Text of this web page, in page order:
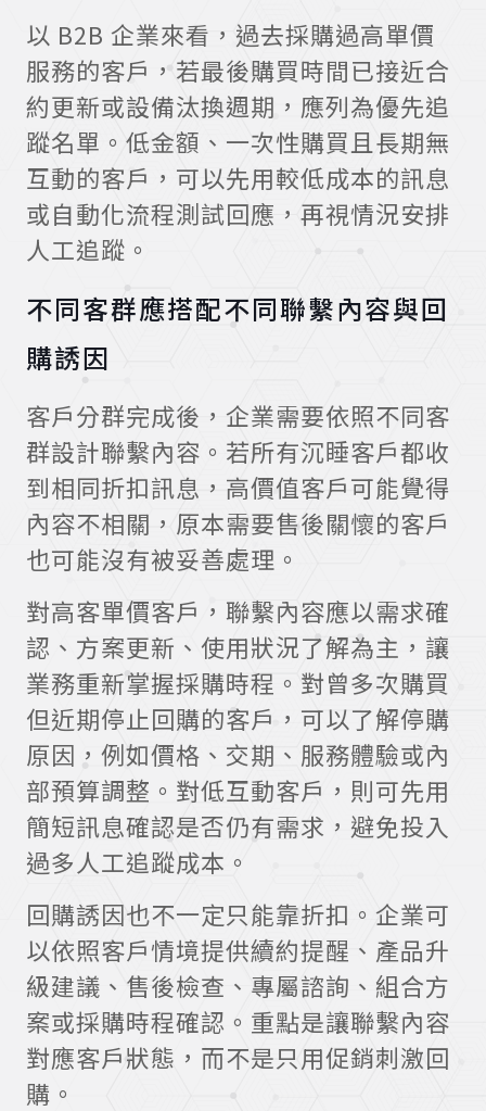
以 B2B 企業來看，過去採購過高單價
服務的客戶，若最後購買時間已接近合
約更新或設備汰換週期，應列為優先追
蹤名單。低金額、一次性購買且長期無
互動的客戶，可以先用較低成本的訊息
或自動化流程測試回應，再視情況安排
人工追蹤。
不同客群應搭配不同聯繫內容與回
購誘因
客戶分群完成後，企業需要依照不同客
群設計聯繫內容。若所有沉睡客戶都收
到相同折扣訊息，高價值客戶可能覺得
內容不相關，原本需要售後關懷的客戶
也可能沒有被妥善處理。
對高客單價客戶，聯繫內容應以需求確
認、方案更新、使用狀況了解為主，讓
業務重新掌握採購時程。對曾多次購買
但近期停止回購的客戶，可以了解停購
原因，例如價格、交期、服務體驗或內
部預算調整。對低互動客戶，則可先用
簡短訊息確認是否仍有需求，避免投入
過多人工追蹤成本。
回購誘因也不一定只能靠折扣。企業可
以依照客戶情境提供續約提醒、產品升
級建議、售後檢查、專屬諮詢、組合方
案或採購時程確認。重點是讓聯繫內容
對應客戶狀態，而不是只用促銷刺激回
購。